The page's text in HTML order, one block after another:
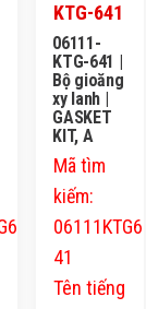
KTG-641
06111-
KTG-641 |
Bộ gioăng
xy lanh |
GASKET
KIT, A
Mã tìm
kiếm:
06111KTG6
41
Tên tiếng